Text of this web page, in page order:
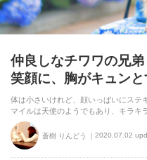
仲良しなチワワの兄
笑顔に、胸がキュン
体は小さいけれど、顔いっぱいにステ
マイルは天使のようでもあり、キラ
蒼樹 りんどう 2020.07.02